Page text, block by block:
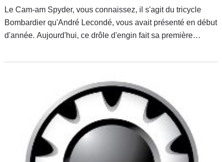
Le Cam-am Spyder, vous connaissez, il s'agit du tricycle
Bombardier qu'André Lecondé, vous avait présenté en début
d'année. Aujourd'hui, ce drôle d'engin fait sa première
Bombardier. Impressionnant en images, le Spyder l'est